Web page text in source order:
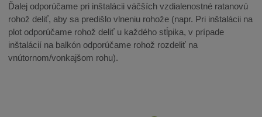
Ďalej odporúčame pri inštalácii väčších vzdialenostné ratanovú
rohož deliť, aby sa predišlo vlneniu rohože (napr. Pri inštalácii na
plot odporúčame rohož deliť u každého stĺpika, v prípade
inštalácií na balkón odporúčame rohož rozdeliť na
vnútornom/vonkajšom rohu).